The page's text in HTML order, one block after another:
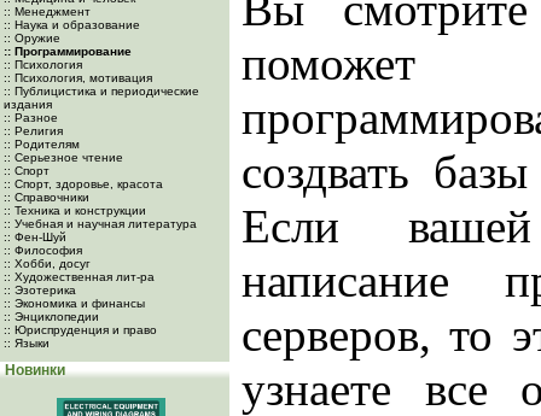
:: Менеджмент
:: Наука и образование
:: Оружие
:: Программирование
:: Психология
:: Психология, мотивация
:: Публицистика и периодические
издания
:: Разное
:: Религия
:: Родителям
:: Серьезное чтение
:: Спорт
:: Спорт, здоровье, красота
:: Справочники
:: Техника и конструкции
:: Учебная и научная литература
:: Фен-Шуй
:: Философия
:: Хобби, досуг
:: Художественная лит-ра
:: Эзотерика
:: Экономика и финансы
:: Энциклопедии
:: Юриспруденция и право
:: Языки
Новинки
поможет
создвать
Если
написание
серверов, то
узнаете все